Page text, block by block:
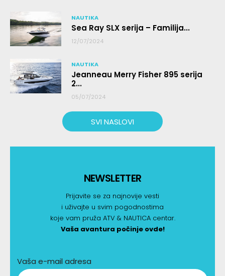
NAUTIKA
Sea Ray SLX serija – Familija...
12/07/2024
NAUTIKA
Jeanneau Merry Fisher 895 serija
2...
05/07/2024
SVI NASLOVI
NEWSLETTER
Prijavite se za najnovije vesti
i uživajte u svim pogodnostima
koje vam pruža ATV & NAUTICA centar.
Vaša avantura počinje ovde!
Vaša e-mail adresa